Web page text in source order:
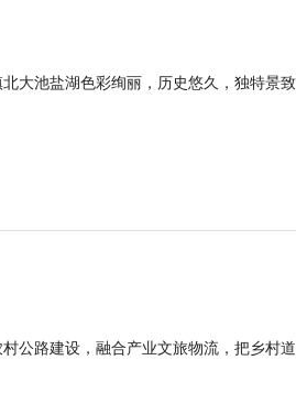
大池盐湖色彩绚丽，历史悠久，独特景
公路建设，融合产业文旅物流，把乡村